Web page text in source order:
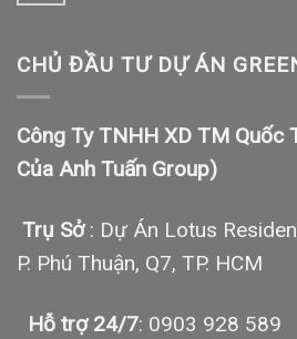
CHỦ ĐẦU TƯ DỰ ÁN
Công Ty TNHH XD TM Quốc
Của Anh Tuấn Group)
Trụ Sở: Dự Án Lotus
P. Phú Thuận, Q7, TP. HCM
Hỗ trợ 24/7: 0903 928 589